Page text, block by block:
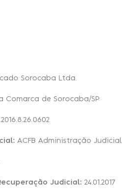
Sorocaba Ltda.
Comarca de Sorocaba/SP
ACFB Administração Judicial
Judicial: 24.01.2017